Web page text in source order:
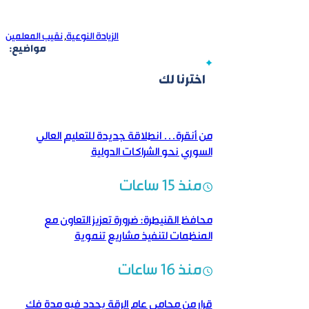
الزيادة النوعية,نقيب المعلمين
مواضيع:
اخترنا لك
من أنقرة… انطلاقة جديدة للتعليم العالي
السوري نحو الشراكات الدولية
منذ 15 ساعات
محافظ القنيطرة: ضرورة تعزيز التعاون مع
المنظمات لتنفيذ مشاريع تنموية
منذ 16 ساعات
قرار من محامي عام الرقة يحدد فيه مدة فك